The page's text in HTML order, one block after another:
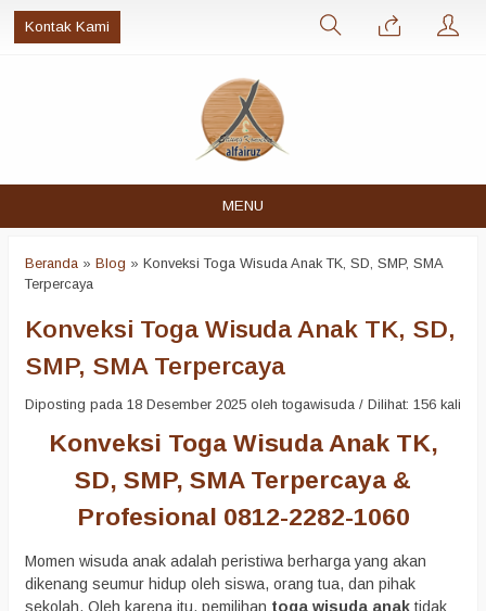
Kontak Kami
MENU
Beranda » Blog » Konveksi Toga Wisuda Anak TK, SD, SMP, SMA
Terpercaya
Konveksi Toga Wisuda Anak TK, SD,
SMP, SMA Terpercaya
Diposting pada 18 Desember 2025 oleh togawisuda / Dilihat: 156 kali
Konveksi Toga Wisuda Anak TK,
SD, SMP, SMA Terpercaya &
Profesional 0812-2282-1060
Momen wisuda anak adalah peristiwa berharga yang akan
dikenang seumur hidup oleh siswa, orang tua, dan pihak
sekolah. Oleh karena itu, pemilihan toga wisuda anak tidak